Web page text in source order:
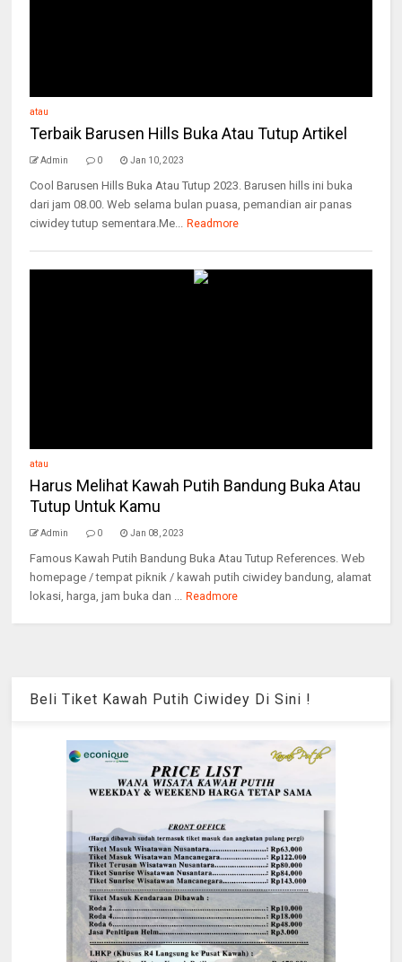
atau
Terbaik Barusen Hills Buka Atau Tutup Artikel
Admin 0 Jan 10, 2023
Cool Barusen Hills Buka Atau Tutup 2023. Barusen hills ini buka
dari jam 08.00. Web selama bulan puasa, pemandian air panas
ciwidey tutup sementara.Me... Readmore
atau
Harus Melihat Kawah Putih Bandung Buka Atau
Tutup Untuk Kamu
Admin 0 Jan 08, 2023
Famous Kawah Putih Bandung Buka Atau Tutup References. Web
homepage / tempat piknik / kawah putih ciwidey bandung, alamat
lokasi, harga, jam buka dan ... Readmore
Beli Tiket Kawah Putih Ciwidey Di Sini !